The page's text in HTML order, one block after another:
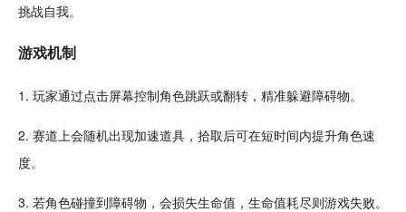
挑战自我。
游戏机制
1. 玩家通过点击屏幕控制角色跳跃或翻转，精准躲避障碍物。
2. 赛道上会随机出现加速道具，拾取后可在短时间内提升角色速
度。
3. 若角色碰撞到障碍物，会损失生命值，生命值耗尽则游戏失败。